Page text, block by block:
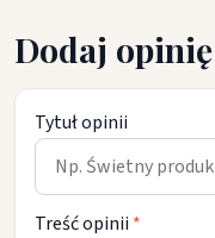
Dodaj opinię
Tytuł opinii
Treść opinii *